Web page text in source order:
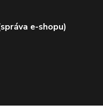
e-shopu)